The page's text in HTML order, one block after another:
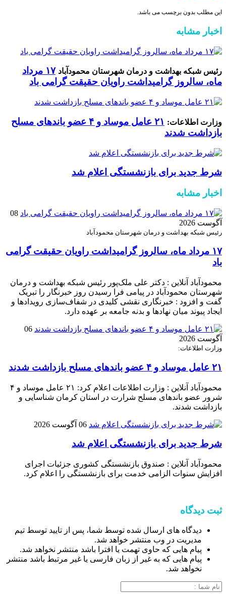
این مطلب بدون برچسب می باشد.
اخبار مشابه
رئیس شبکه بهداشت و درمان شهرستان محمودآباد
۱۷ مرداد
ماه، سالروز گرامیداشت راویان حقیقت گرامی باد
وزارت اطلاعات:
۲۱ عامل موساد و ۴ عضو باند‌های مسلح
بازداشت شدند
شرط جدید برای بازنشستگی اعلام شد
اخبار مشابه
08
آگوست 2026
رئیس شبکه بهداشت و درمان شهرستان محمودآباد
۱۷ مرداد ماه، سالروز گرامیداشت راویان حقیقت گرامی
باد
محمودآباد آنلاین : دکتر علی ملک‌پور رئیس شبکه بهداشت و درمان
شهرستان محمودآباد در پیامی فرا رسیدن روز خبرنگار را تبریک
گفت و افزود : خبرنگاری نقشی کلیدی در شفاف‌سازی رویدادها و
ایجاد پیوند میان نهادها و بدنه جامعه بر عهده دارد.
06
آگوست 2026
وزارت اطلاعات:
۲۱ عامل موساد و ۴ عضو باند‌های مسلح بازداشت شدند
محمودآباد آنلاین : وزارت اطلاعات اعلام کرد: ۲۱ عامل موساد و ۴
شرور عضو باند‌های مسلح شرارت در استان کرمان شناسایی و
بازداشت شدند.
06 آگوست 2026
شرط جدید برای بازنشستگی اعلام شد
محمودآباد آنلاین : صندوق بازنشستگی کشوری جزئیات اجرای
افزایش سنوات الزامی خدمت برای بازنشستگی را اعلام کرد.
ثبت دیدگاه
دیدگاه های ارسال شده توسط شما، پس از تایید توسط تیم
مدیریت در وب منتشر خواهد شد.
پیام هایی که حاوی تهمت یا افترا باشد منتشر نخواهد شد.
پیام هایی که به غیر از زبان فارسی یا غیر مرتبط باشد منتشر
نخواهد شد.